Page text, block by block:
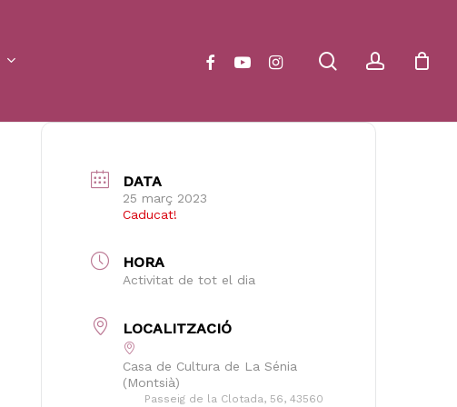
searchaccount
facebookyoutubeinstagram Cart
DATA
25 març 2023
Caducat!
HORA
Activitat de tot el dia
LOCALITZACIÓ
Casa de Cultura de La Sénia
(Montsià)
Passeig de la Clotada, 56, 43560